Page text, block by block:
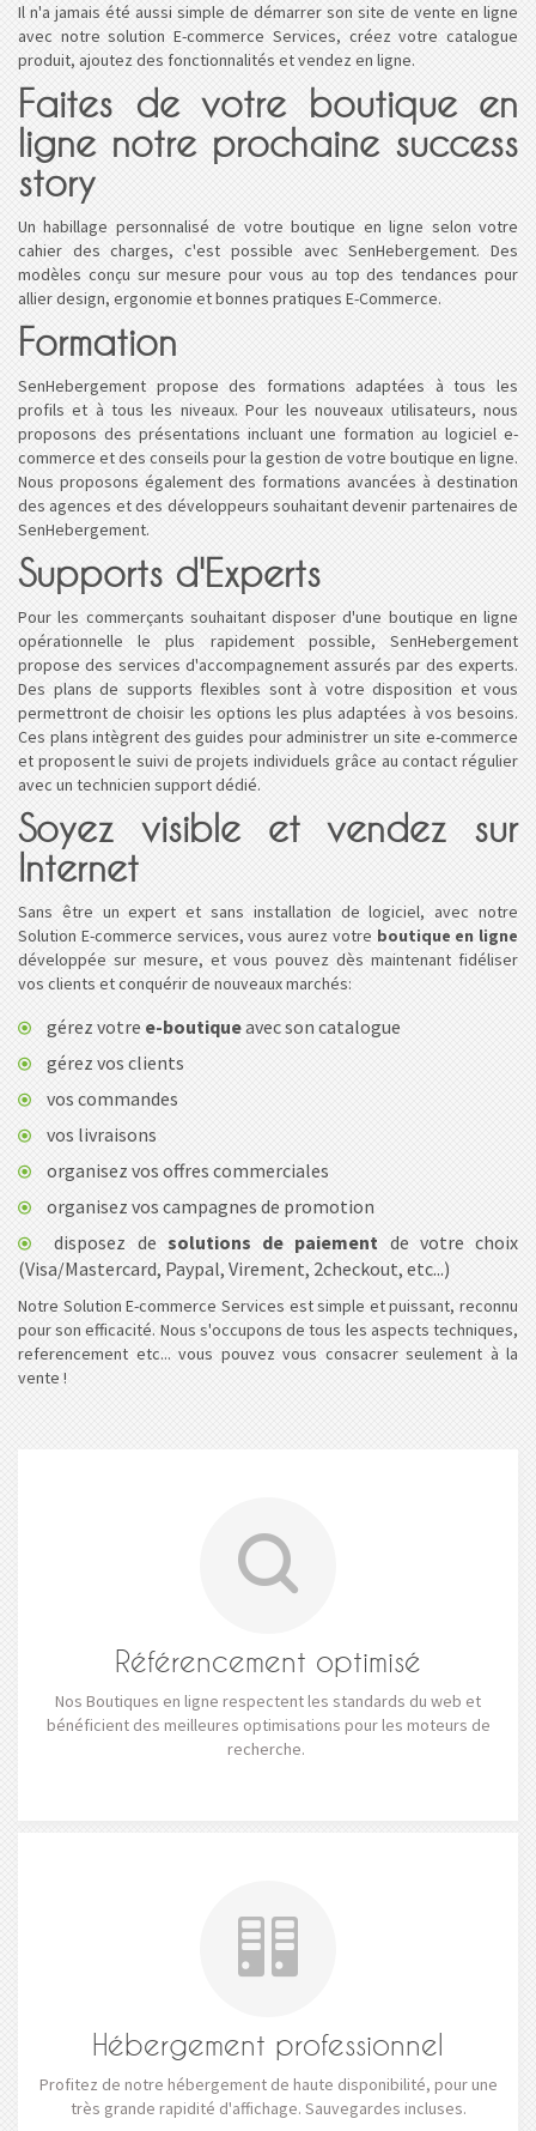
Il n'a jamais été aussi simple de démarrer son site de vente en ligne
avec notre solution E-commerce Services, créez votre catalogue
produit, ajoutez des fonctionnalités et vendez en ligne.
Faites de votre boutique en
ligne notre prochaine success
story
Un habillage personnalisé de votre boutique en ligne selon votre
cahier des charges, c'est possible avec SenHebergement. Des
modèles conçu sur mesure pour vous au top des tendances pour
allier design, ergonomie et bonnes pratiques E-Commerce.
Formation
SenHebergement propose des formations adaptées à tous les
profils et à tous les niveaux. Pour les nouveaux utilisateurs, nous
proposons des présentations incluant une formation au logiciel e-
commerce et des conseils pour la gestion de votre boutique en ligne.
Nous proposons également des formations avancées à destination
des agences et des développeurs souhaitant devenir partenaires de
SenHebergement.
Supports d'Experts
Pour les commerçants souhaitant disposer d'une boutique en ligne
opérationnelle le plus rapidement possible, SenHebergement
propose des services d'accompagnement assurés par des experts.
Des plans de supports flexibles sont à votre disposition et vous
permettront de choisir les options les plus adaptées à vos besoins.
Ces plans intègrent des guides pour administrer un site e-commerce
et proposent le suivi de projets individuels grâce au contact régulier
avec un technicien support dédié.
Soyez visible et vendez sur
Internet
Sans être un expert et sans installation de logiciel, avec notre
Solution E-commerce services, vous aurez votre boutique en ligne
développée sur mesure, et vous pouvez dès maintenant fidéliser
vos clients et conquérir de nouveaux marchés:
gérez votre e-boutiqueavec son catalogue
gérez vos clients
vos commandes
vos livraisons
organisez vos offres commerciales
organisez vos campagnes de promotion
disposez de solutions de paiement de votre choix
(Visa/Mastercard, Paypal, Virement, 2checkout, etc...)
Notre Solution E-commerce Services est simple et puissant, reconnu
pour son efficacité. Nous s'occupons de tous les aspects techniques,
referencement etc... vous pouvez vous consacrer seulement à la
vente !
Référencement optimisé
Nos Boutiques en ligne respectent les standards du web et
bénéficient des meilleures optimisations pour les moteurs de
recherche.
Hébergement professionnel
Profitez de notre hébergement de haute disponibilité, pour une
très grande rapidité d'affichage. Sauvegardes incluses.